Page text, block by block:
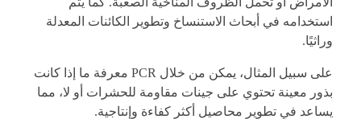
استخدامه في أبحاث الاستنساخ وتطوير الكائنات المعدلة
وراثيًا.
على سبيل المثال، يمكن من خلال PCR معرفة ما إذا كانت
بذور معينة تحتوي على جينات مقاومة للحشرات أو لا، مما
يساعد في تطوير محاصيل أكثر كفاءة وإنتاجية.